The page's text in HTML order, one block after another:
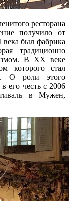
ресторана
получило от
века был фабрика
традиционно
В XX веке
которого стал
О роли этого
его честь с 2006
в Мужен,